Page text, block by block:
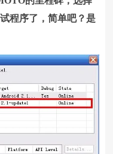
程序了，简单吧？是